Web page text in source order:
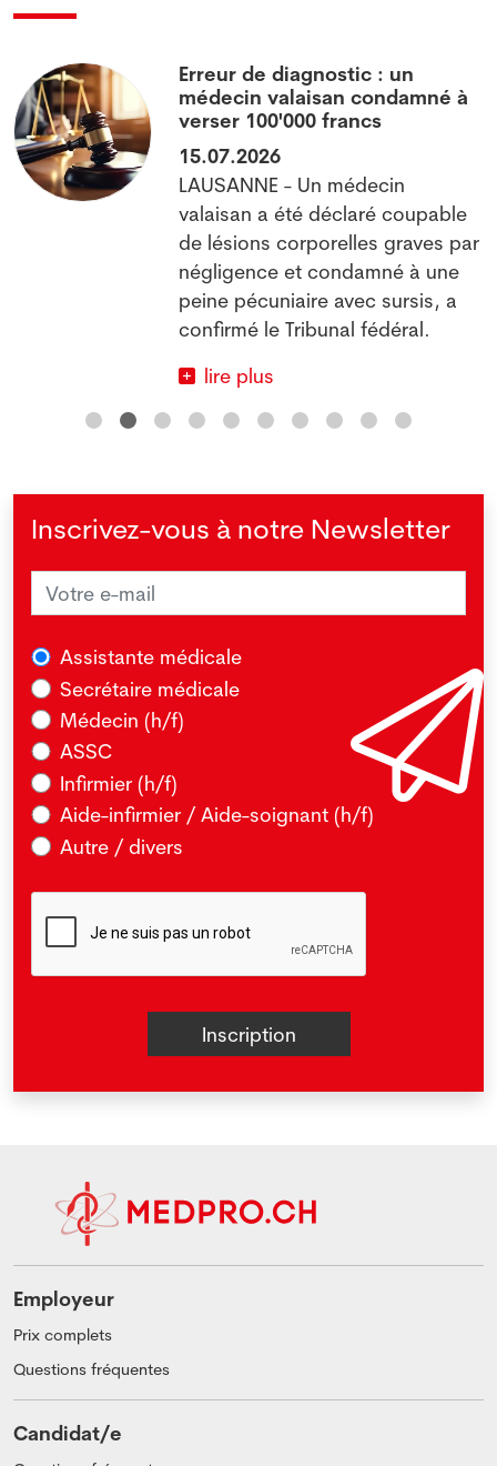
Erreur de diagnostic : un
médecin valaisan condamné à
verser 100'000 francs
15.07.2026
LAUSANNE - Un médecin
valaisan a été déclaré coupable
de lésions corporelles graves par
négligence et condamné à une
peine pécuniaire avec sursis, a
confirmé le Tribunal fédéral.
lire plus
Inscrivez-vous à notre Newsletter
Assistante médicale
Secrétaire médicale
Médecin (h/f)
ASSC
Infirmier (h/f)
Aide-infirmier / Aide-soignant (h/f)
Autre / divers
Employeur
Prix complets
Questions fréquentes
Candidat/e